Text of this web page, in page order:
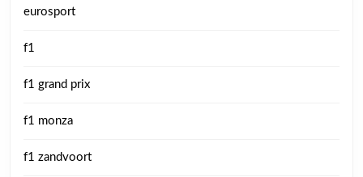
eurosport
f1
f1 grand prix
f1 monza
f1 zandvoort